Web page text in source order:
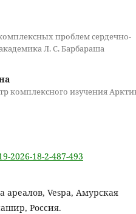
проблем сердечно-
Л. С. Барбараша
комплексного изучения
2026-18-2-487-493
Vespa, Амурская
Россия.